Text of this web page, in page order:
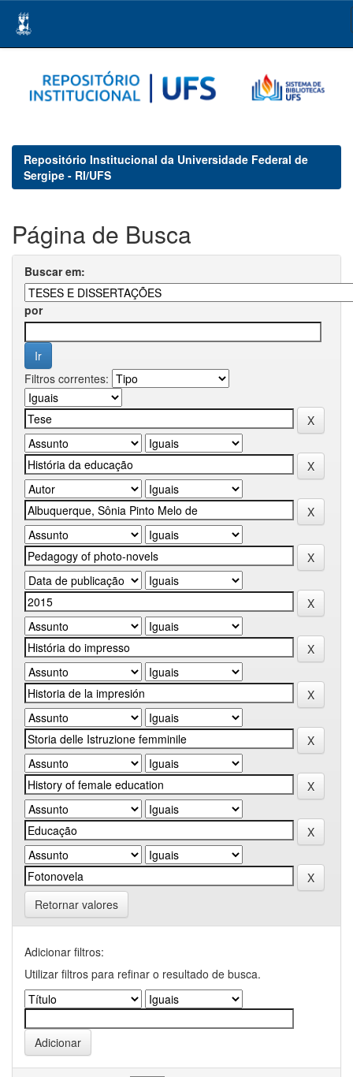
navigation
Repositório Institucional da Universidade Federal de
Sergipe - RI/UFS
Página de Busca
Buscar em:
por
Filtros correntes:
Retornar valores
Adicionar filtros:
Utilizar filtros para refinar o resultado de busca.